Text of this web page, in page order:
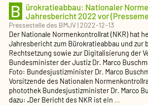
B
ürokratieabbau: Nationaler
Jahresbericht 2022 vor
Pressestelle des BMJV|2022-12-13
Der Nationale Normenkontrollrat (NKR) hat
Jahresbericht zum Bürokratieabbau und zur
Rechtsetzung sowie zur Digitalisierung der
Bundesminister der Justiz Dr. Marco
Foto: Bundesjustizminister Dr. Marco
Vorsitzende des Nationalen
photothek Bundesjustizminister Dr. Marco
dazu: „Der Bericht des NKR ist ein …